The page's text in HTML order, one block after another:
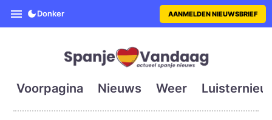
SpanjeVandaag is de eerste
Donker AANMELDEN NIEUWSBRIEF
Voorpagina Nieuws Weer